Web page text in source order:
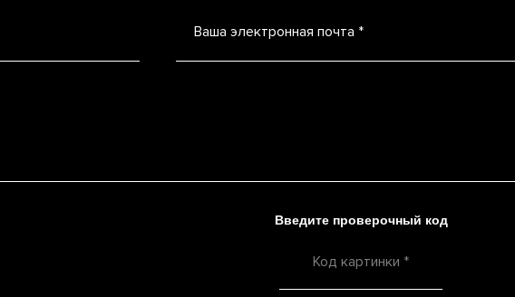
Ваша электронная почта *
Введите проверочный код